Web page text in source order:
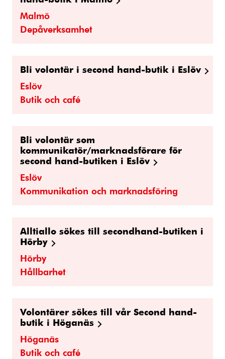
Malmö
Depåverksamhet
Bli volontär i second hand-butik i Eslöv
Eslöv
Butik och café
Bli volontär som
kommunikatör/marknadsförare för
second hand-butiken i Eslöv
Eslöv
Kommunikation och marknadsföring
Alltiallo sökes till secondhand-butiken i
Hörby
Hörby
Hållbarhet
Volontärer sökes till vår Second hand-
butik i Höganäs
Höganäs
Butik och café